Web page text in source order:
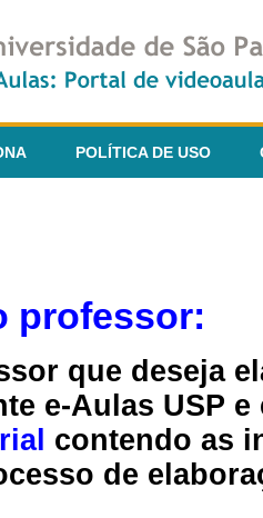
POLÍTICA DE USO
professor:
que deseja
e-Aulas USP
contendo as
de